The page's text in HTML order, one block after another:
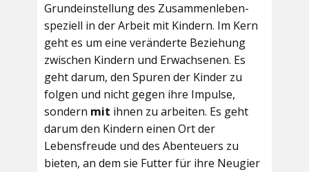
Grundeinstellung des Zusammenleben-
speziell in der Arbeit mit Kindern. Im Kern
geht es um eine veränderte Beziehung
zwischen Kindern und Erwachsenen. Es
geht darum, den Spuren der Kinder zu
folgen und nicht gegen ihre Impulse,
sondern mit ihnen zu arbeiten. Es geht
darum den Kindern einen Ort der
Lebensfreude und des Abenteuers zu
bieten, an dem sie Futter für ihre Neugier